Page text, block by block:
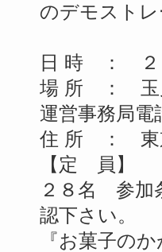
のデモスト
日 時 ： ２
場 所 ： 玉
運営事務局電
住 所 ： 東
【定 員】
２８名 参加
認下さい。
『お菓子の